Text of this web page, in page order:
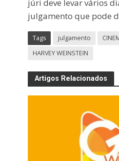
júri deve levar vários
julgamento que pode
Tags julgamento
HARVEY WEINSTEIN
Artigos Relacionados